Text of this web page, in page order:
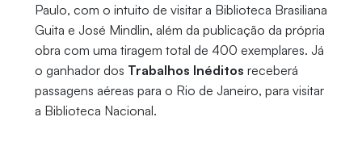
Paulo, com o intuito de visitar a Biblioteca Brasiliana
Guita e José Mindlin, além da publicação da própria
obra com uma tiragem total de 400 exemplares. Já
o ganhador dos Trabalhos Inéditos receberá
passagens aéreas para o Rio de Janeiro, para visitar
a Biblioteca Nacional.